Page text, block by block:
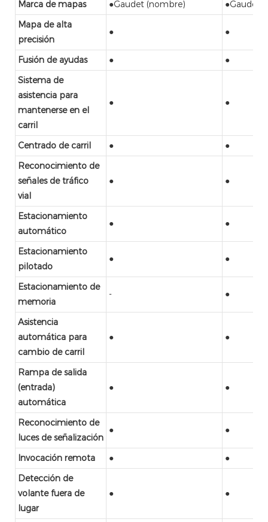
Marca de mapas ●Gaudet (nombre)
●Gaudet
Mapa de alta
precisión
● ●
Fusión de ayudas ●
●
Sistema de
asistencia para
mantenerse en el
carril
● ●
Centrado de carril ●
●
Reconocimiento de
señales de tráfico
vial
● ●
Estacionamiento
automático
● ●
Estacionamiento
pilotado
● ●
Estacionamiento de
memoria
- ●
Asistencia
automática para
cambio de carril
● ●
Rampa de salida
(entrada)
automática
● ●
Reconocimiento de
luces de señalización
● ●
Invocación remota ●
●
Detección de
volante fuera de
lugar
● ●